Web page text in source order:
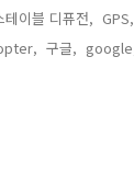
테이블 디퓨전, GPS,
구글, google,